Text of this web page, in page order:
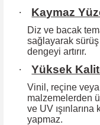
· Kaymaz
Diz ve bacak
sağlayarak sürüş
dengeyi artırır.
· Yüksek
Vinil, reçine
malzemelerden
ve UV ışınlarına
yapmaz.